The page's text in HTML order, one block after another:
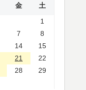
金
土
1
7
8
14
15
21
22
28
29